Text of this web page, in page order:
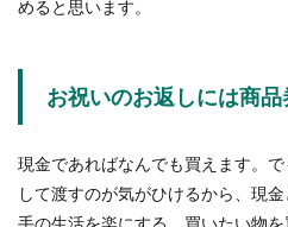
には...
めると思います。
お祝いのお返しには商品
現金であればなんでも買えます。
して渡すのが気がひけるから、現
手の生活を楽にする、買いたい物を